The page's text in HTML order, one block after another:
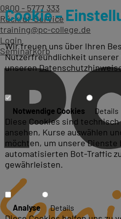
0800 - 5777 333
Rückruf-Service
training@pc-college.de
Login
Seminarkorb
Kurse zum
Cookie –
Wir freuen uns über Ihren
Nutzerfreundlichkeit unserer
unseren
Notwendige Cookies Details
Diese Cookies sind
ansehen, Kurse auswählen
möchten, um unsere
automatisierten Bot-Traffic
gewährleisten.
Analyse Details